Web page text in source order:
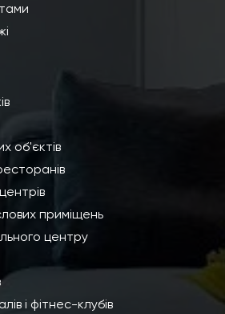
об'єктів
приміщень
центру
і фітнес-клубів